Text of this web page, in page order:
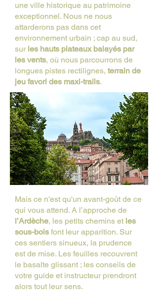
une ville historique au patrimoine
exceptionnel. Nous ne nous
attarderons pas dans cet
environnement urbain ; cap au sud,
sur les hauts plateaux balayés par
les vents, où nous parcourrons de
longues pistes rectilignes, terrain de
jeu favori des maxi-trails.
Mais ce n'est qu'un avant-goût de ce
qui vous attend. A l’approche de
l’Ardèche, les petits chemins et les
sous-bois font leur apparition. Sur
ces sentiers sinueux, la prudence
est de mise. Les feuilles recouvrent
le basalte glissant ; les conseils de
votre guide et instructeur prendront
alors tout leur sens.